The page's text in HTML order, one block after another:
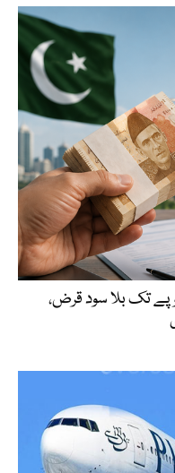
کے لیے 10 لاکھ روپے تک بلا سود قرض،